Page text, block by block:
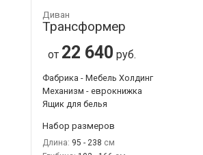
Диван
Трансформер
от 22 640 руб.
Фабрика - Мебель Холдинг
Механизм - еврокнижка
Ящик для белья
Набор размеров
Длина: 95 - 238